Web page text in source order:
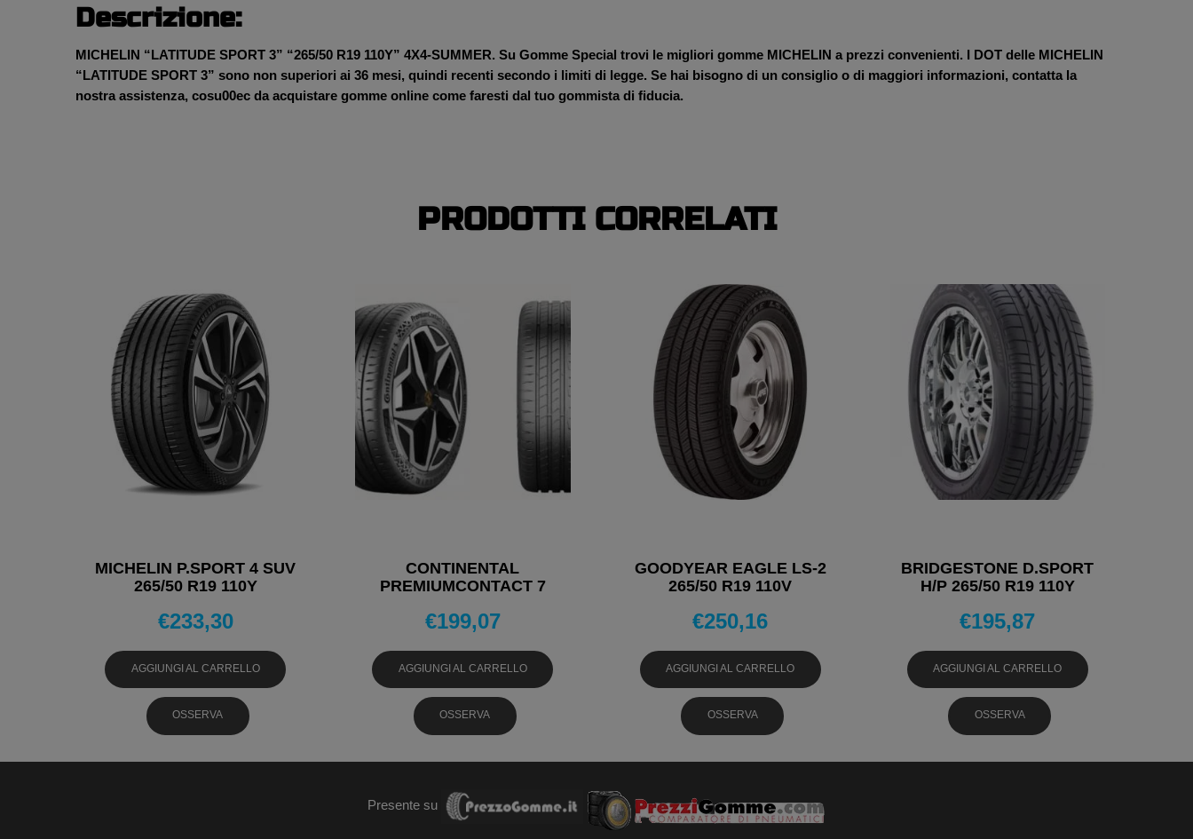
Descrizione:
MICHELIN “LATITUDE SPORT 3” “265/50 R19 110Y” 4X4-SUMMER. Su Gomme Special trovi le migliori gomme MICHELIN a prezzi convenienti. I DOT delle MICHELIN
“LATITUDE SPORT 3” sono non superiori ai 36 mesi, quindi recenti secondo i limiti di legge. Se hai bisogno di un consiglio o di maggiori informazioni, contatta la
nostra assistenza, cosu00ec da acquistare gomme online come faresti dal tuo gommista di fiducia.
PRODOTTI CORRELATI
MICHELIN P.SPORT 4 SUV
265/50 R19 110Y
€233,30
AGGIUNGI AL CARRELLO
OSSERVA
CONTINENTAL
PREMIUMCONTACT 7
PNEUMATICI ESTIVI
€199,07
AGGIUNGI AL CARRELLO
OSSERVA
GOODYEAR EAGLE LS-2
265/50 R19 110V
€250,16
AGGIUNGI AL CARRELLO
OSSERVA
BRIDGESTONE D.SPORT
H/P 265/50 R19 110Y
€195,87
AGGIUNGI AL CARRELLO
OSSERVA
Presente su